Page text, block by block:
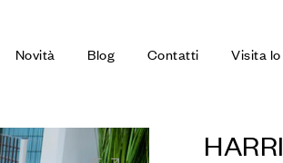
Novità Blog Contatti Visita